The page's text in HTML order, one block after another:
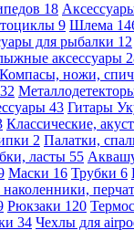
18
9 Шлема
для рыбалки 12
аксессуары
Компасы, ножи,
32
43 Гитары
Классические,
2 Палатки,
ласты 55
Маски 16 Трубки 6
Рюкзаки 120
34 Чехлы для